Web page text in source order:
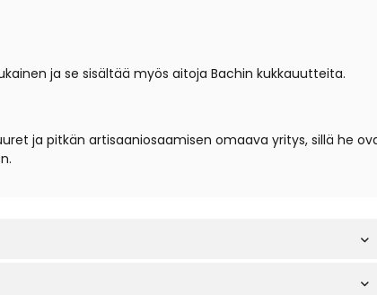
ja se sisältää myös aitoja Bachin kukkauutteita.
ja pitkän artisaaniosaamisen omaava yritys, sillä he